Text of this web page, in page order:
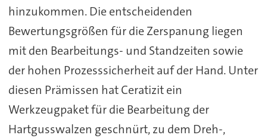
hinzukommen. Die entscheidenden
Bewertungsgrößen für die Zerspanung liegen
mit den Bearbeitungs- und Standzeiten sowie
der hohen Prozesssicherheit auf der Hand. Unter
diesen Prämissen hat Ceratizit ein
Werkzeugpaket für die Bearbeitung der
Hartgusswalzen geschnürt, zu dem Dreh-,